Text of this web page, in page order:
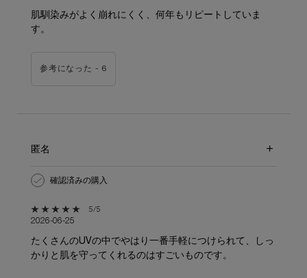
肌馴染みがよく崩れにくく、何年もリピートしていま
す。
参考になった - 6
匿名
確認済みの購入
5星中5。 5/5
2026-06-25
たくさんのUVの中でやはり一番手軽につけられて、しっ
かりと肌を守ってくれるのはすごいものです。